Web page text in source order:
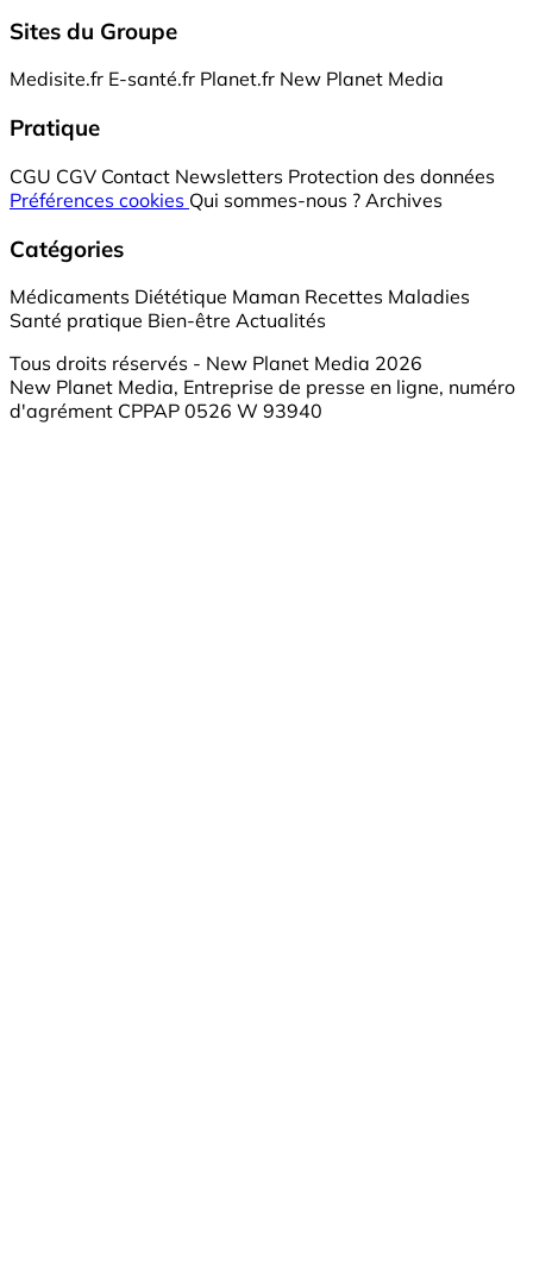
Sites du Groupe
Medisite.fr E-santé.fr Planet.fr New Planet Media
Pratique
CGU CGV Contact Newsletters Protection des données
Préférences cookies Qui sommes-nous ? Archives
Catégories
Médicaments Diététique Maman Recettes Maladies
Santé pratique Bien-être Actualités
Tous droits réservés - New Planet Media 2026
New Planet Media, Entreprise de presse en ligne, numéro
d'agrément CPPAP 0526 W 93940